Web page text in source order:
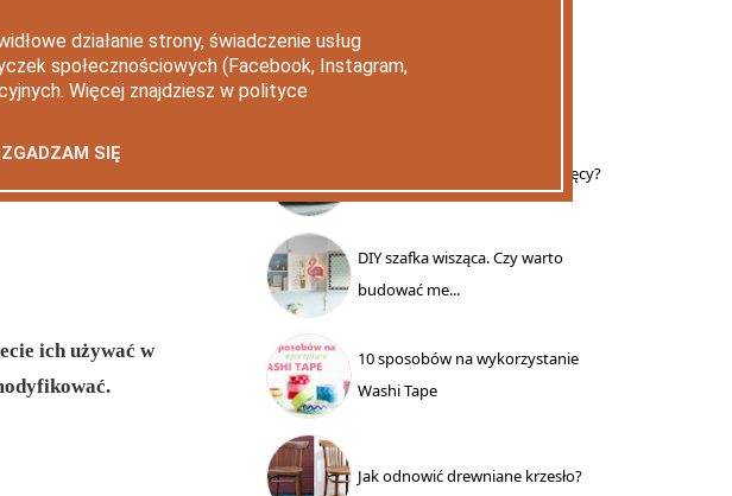
za darmo!
znaleźć mnóstwo
Łapcie plakaty do
ich używać w
POPULARNE WPISY
DIY - Jak uszyć kokon niemowlęcy?
DIY szafka wisząca. Czy warto
budować me...
10 sposobów na wykorzystanie
Washi Tape
Jak odnowić drewniane krzesło?
działanie strony, świadczenie usług
społecznościowych (Facebook, Instagram,
Więcej znajdziesz w polityce
ZGADZAM SIĘ